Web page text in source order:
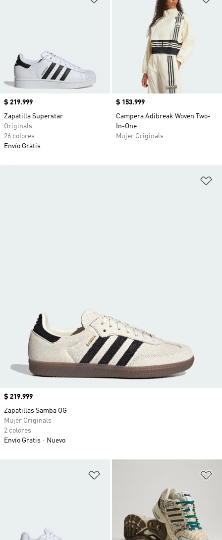
Precio
$ 219.999
Zapatilla Superstar
Originals
26 colores
Envío Gratis
Precio
$ 153.999
Campera Adibreak Woven Two-
In-One
Mujer Originals
Precio
$ 219.999
Zapatillas Samba OG
Mujer Originals
2 colores
Envío Gratis
Nuevo